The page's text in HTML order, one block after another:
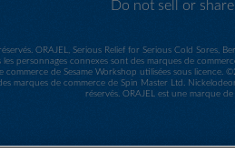
Do not sell or
ORAJEL, Serious Relief for Serious Cold Sores,
personnages connexes sont des marques de
commerce de Sesame Workshop utilisées sous
marques de commerce de Spin Master Ltd.
réservés. ORAJEL est une marque